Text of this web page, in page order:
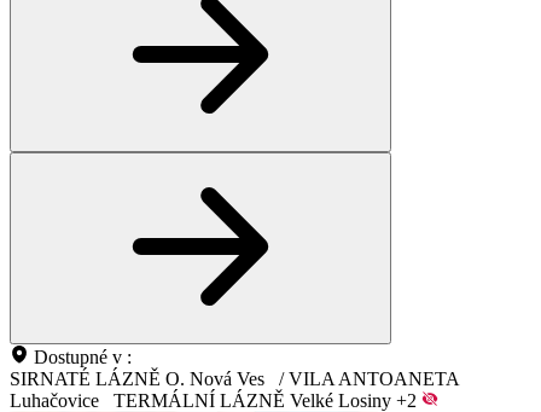
Dostupné v :
SIRNATÉ LÁZNĚ O. Nová Ves
/ VILA ANTOANETA
Luhačovice
TERMÁLNÍ LÁZNĚ Velké Losiny +2